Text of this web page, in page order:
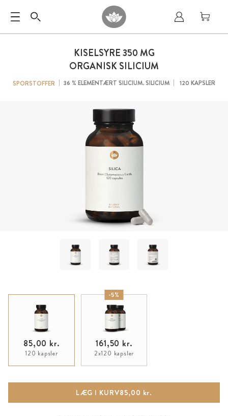
KISELSYRE 350 MG
ORGANISK SILICIUM
SPORSTOFFER 36 % ELEMENTÆRT SILICIUM. SILICIUM 120 KAPSLER
85,00 kr.
120 kapsler
-5%
161,50 kr.
2x120 kapsler
LÆG I KURV85,00 kr.